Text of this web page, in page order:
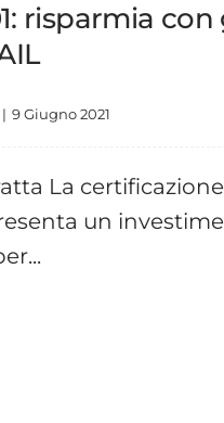
risparmia con
| 9 Giugno 2021
La
un